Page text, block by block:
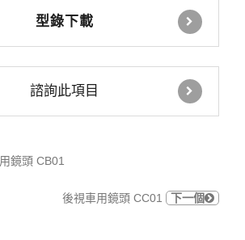
型錄下載
諮詢此項目
鏡頭 CB01
後視車用鏡頭 CC01 下一個